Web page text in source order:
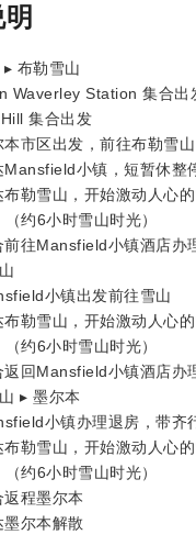
布勒雪山
Waverley Station 集合出
集合出发
市区出发，前往布勒雪
小镇，短暂休整
勒雪山，开始激动人心
约6小时雪山时光）
往Mansfield小镇酒店办
小镇出发前往雪山
勒雪山，开始激动人心
约6小时雪山时光）
回Mansfield小镇酒店办
▸ 墨尔本
小镇办理退房，带齐
勒雪山，开始激动人心
约6小时雪山时光）
程墨尔本
尔本解散